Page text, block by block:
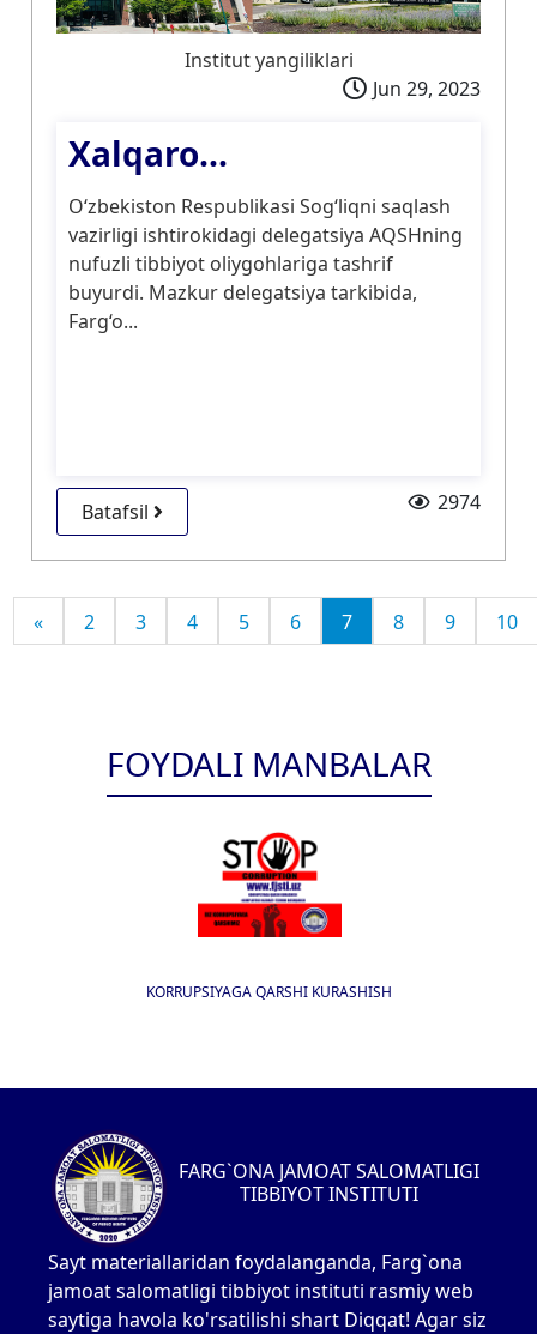
Institut yangiliklari
Jun 29, 2023
Xalqaro...
O‘zbekiston Respublikasi Sog‘liqni saqlash
vazirligi ishtirokidagi delegatsiya AQSHning
nufuzli tibbiyot oliygohlariga tashrif
buyurdi. Mazkur delegatsiya tarkibida,
Farg‘o...
Batafsil 2974
« 2 3 4 5 6 7 8 9 10
FOYDALI MANBALAR
KORRUPSIYAGA QARSHI KURASHISH
FARG`ONA JAMOAT SALOMATLIGI
TIBBIYOT INSTITUTI
Sayt materiallaridan foydalanganda, Farg`ona
jamoat salomatligi tibbiyot instituti rasmiy web
saytiga havola ko'rsatilishi shart Diqqat! Agar siz